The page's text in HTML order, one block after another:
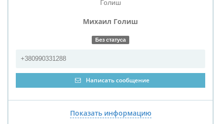
Михаил Голиш
Без статуса
+380990331288
Написать сообщение
Показать информацию